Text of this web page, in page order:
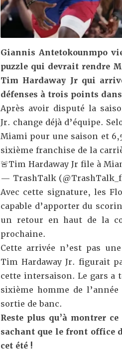
Giannis Antetokounmpo
puzzle qui devrait rendre
Tim Hardaway Jr qui
défenses à trois points
Après avoir disputé la
Jr. change déjà d’équipe.
Miami pour une saison et
sixième franchise de la
🚨Tim Hardaway Jr file à
— TrashTalk
Avec cette signature, les
capable d’apporter du
un retour en haut de la
prochaine.
Cette arrivée n’est pas
Tim Hardaway Jr. figurait
cette intersaison. Le gars a
sixième homme de
sortie de banc.
Reste plus qu’à montrer
sachant que le front office
cet été !